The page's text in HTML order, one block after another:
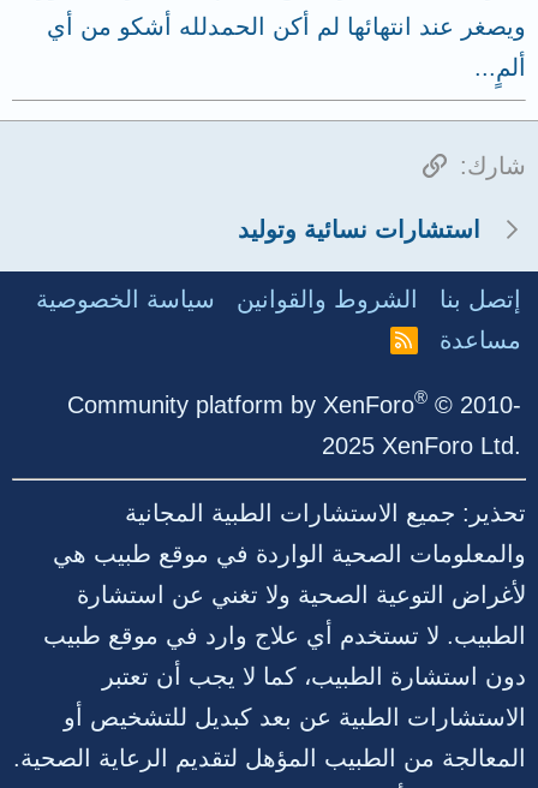
ويصغر عند انتهائها لم أكن الحمدلله أشكو من أي
ألمٍ...
شارك: الرابط
استشارات نسائية وتوليد
إتصل بنا الشروط والقوانين
سياسة الخصوصية
مساعدة
R
Community platform by XenForo® © 2010-
2025 XenForo Ltd.
تحذير: جميع الاستشارات الطبية المجانية
والمعلومات الصحية الواردة في موقع طبيب هي
لأغراض التوعية الصحية ولا تغني عن استشارة
الطبيب. لا تستخدم أي علاج وارد في موقع طبيب
دون استشارة الطبيب، كما لا يجب أن تعتبر
الاستشارات الطبية عن بعد كبديل للتشخيص أو
المعالجة من الطبيب المؤهل لتقديم الرعاية الصحية.